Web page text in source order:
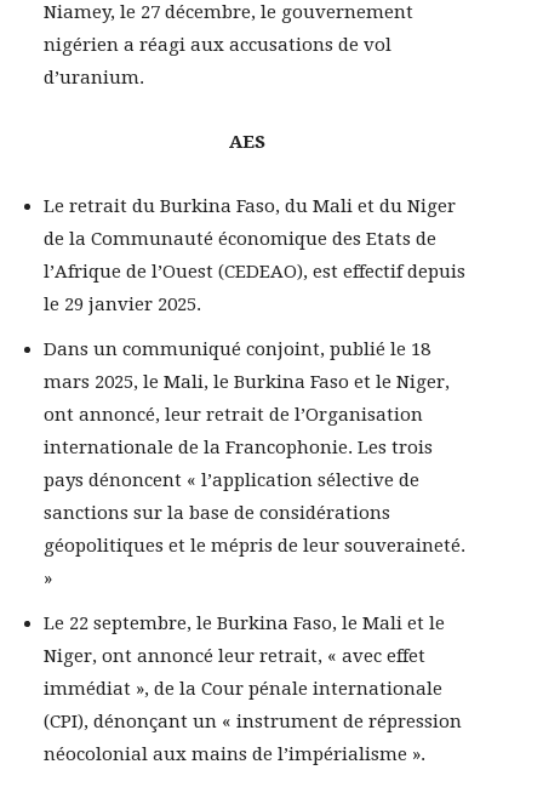
Niamey, le 27 décembre, le gouvernement
nigérien a réagi aux accusations de vol
d’uranium.
AES
Le retrait du Burkina Faso, du Mali et du Niger
de la Communauté économique des Etats de
l’Afrique de l’Ouest (CEDEAO), est effectif depuis
le 29 janvier 2025.
Dans un communiqué conjoint, publié le 18
mars 2025, le Mali, le Burkina Faso et le Niger,
ont annoncé, leur retrait de l’Organisation
internationale de la Francophonie. Les trois
pays dénoncent « l’application sélective de
sanctions sur la base de considérations
géopolitiques et le mépris de leur souveraineté.
»
Le 22 septembre, le Burkina Faso, le Mali et le
Niger, ont annoncé leur retrait, « avec effet
immédiat », de la Cour pénale internationale
(CPI), dénonçant un « instrument de répression
néocolonial aux mains de l’impérialisme ».